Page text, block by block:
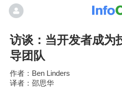
访谈：当开发者成为
导团队
Ben Linders
邵思华